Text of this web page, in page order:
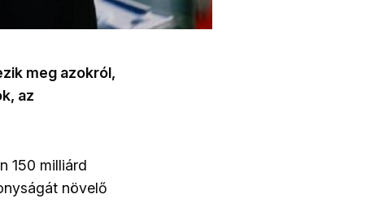
meg azokról,
az
150 milliárd
növelő